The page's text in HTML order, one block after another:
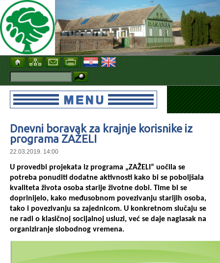
Dnevni boravak za krajnje korisnike iz
programa ZAŽELI
22.03.2019. 14:00
U provedbi projekata iz programa „ZAŽELI“ uočila se
potreba ponuditi dodatne aktivnosti kako bi se poboljšala
kvaliteta života osoba starije životne dobi. Time bi se
doprinijelo, kako međusobnom povezivanju starijih osoba,
tako i povezivanju sa zajednicom. U konkretnom slučaju se
ne radi o klasičnoj socijalnoj usluzi, već se daje naglasak na
organiziranje slobodnog vremena.